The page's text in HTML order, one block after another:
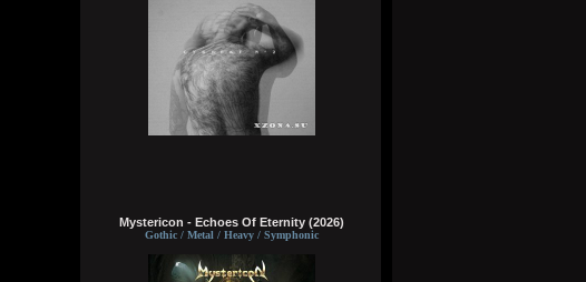
Mystericon - Echoes Of Eternity (2026)
Gothic / Metal / Heavy / Symphonic